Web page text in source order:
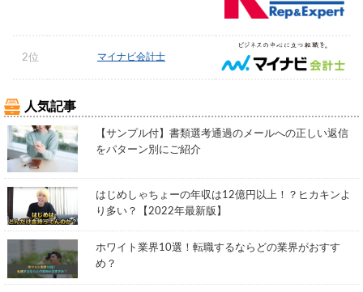
2位 マイナビ会計士
人気記事
【サンプル付】書類選考通過のメールへの正しい返信
をパターン別にご紹介
はじめしゃちょーの年収は12億円以上！？ヒカキンよ
り多い？【2022年最新版】
ホワイト業界10選！転職するならどの業界がおすす
め？